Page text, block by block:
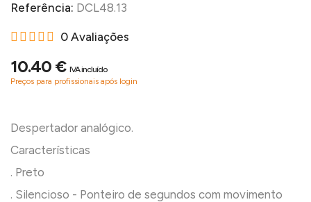
Referência: DCL48.13
0 Avaliações
10.40 € IVA incluído
Preços para profissionais após login
Despertador analógico.
Características
. Preto
. Silencioso - Ponteiro de segundos com movimento